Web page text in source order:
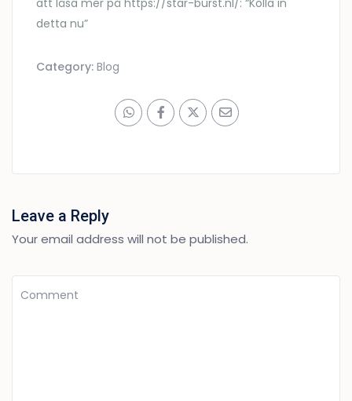
detta nu”
Category:Blog
Leave a Reply
Your email address will not be published.